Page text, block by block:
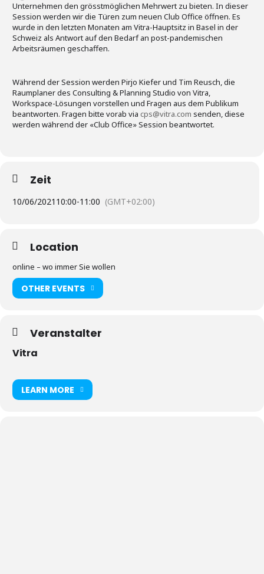
Unternehmen den grösstmöglichen Mehrwert zu bieten. In dieser
Session werden wir die Türen zum neuen Club Office öffnen. Es
wurde in den letzten Monaten am Vitra-Hauptsitz in Basel in der
Schweiz als Antwort auf den Bedarf an post-pandemischen
Arbeitsräumen geschaffen.
Während der Session werden Pirjo Kiefer und Tim Reusch, die
Raumplaner des Consulting & Planning Studio von Vitra,
Workspace-Lösungen vorstellen und Fragen aus dem Publikum
beantworten. Fragen bitte vorab via cps@vitra.com senden, diese
werden während der «Club Office» Session beantwortet.
Zeit
10/06/2021 10:00-11:00 (GMT+02:00)
Location
online – wo immer Sie wollen
OTHER EVENTS
Veranstalter
Vitra
LEARN MORE